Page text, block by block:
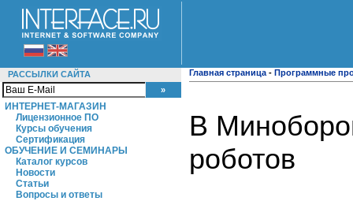
РАССЫЛКИ САЙТА
ИНТЕРНЕТ-МАГАЗИН
Лицензионное ПО
Курсы обучения
Сертификация
ОБУЧЕНИЕ И СЕМИНАРЫ
Каталог курсов
Новости
Статьи
Вопросы и ответы
Главная страница - Программные
В
роботов